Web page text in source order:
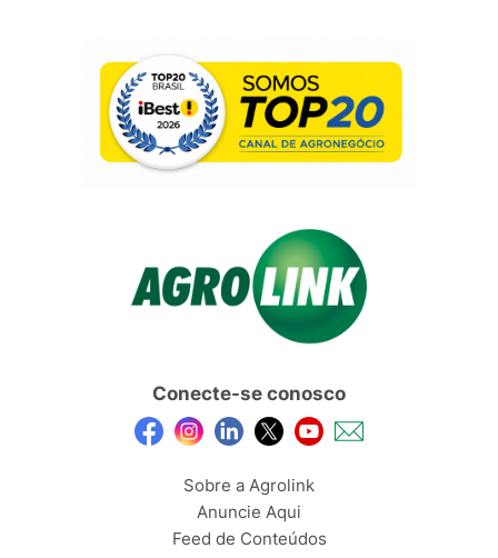
Conecte-se conosco
Sobre a Agrolink
Anuncie Aqui
Feed de Conteúdos